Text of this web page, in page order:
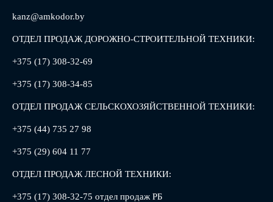
kanz@amkodor.by
ОТДЕЛ ПРОДАЖ ДОРОЖНО-СТРОИТЕЛЬНОЙ ТЕХНИКИ:
+375 (17) 308-32-69
+375 (17) 308-34-85
ОТДЕЛ ПРОДАЖ СЕЛЬСКОХОЗЯЙСТВЕННОЙ ТЕХНИКИ:
+375 (44) 735 27 98
+375 (29) 604 11 77
ОТДЕЛ ПРОДАЖ ЛЕСНОЙ ТЕХНИКИ:
+375 (17) 308-32-75 отдел продаж РБ